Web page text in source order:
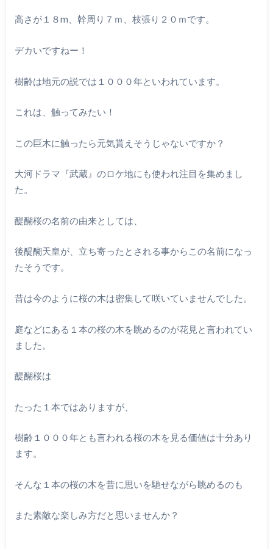
高さが１８m、幹周り７ｍ、枝張り２０ｍです。
デカいですねー！
樹齢は地元の説では１０００年といわれています。
これは、触ってみたい！
この巨木に触ったら元気貰えそうじゃないですか？
大河ドラマ『武蔵』のロケ地にも使われ注目を集めまし
た。
醍醐桜の名前の由来としては、
後醍醐天皇が、立ち寄ったとされる事からこの名前になっ
たそうです。
昔は今のように桜の木は密集して咲いていませんでした。
庭などにある１本の桜の木を眺めるのが花見と言われてい
ました。
醍醐桜は
たった１本ではありますが、
樹齢１０００年とも言われる桜の木を見る価値は十分あり
ます。
そんな１本の桜の木を昔に思いを馳せながら眺めるのも
また素敵な楽しみ方だと思いませんか？